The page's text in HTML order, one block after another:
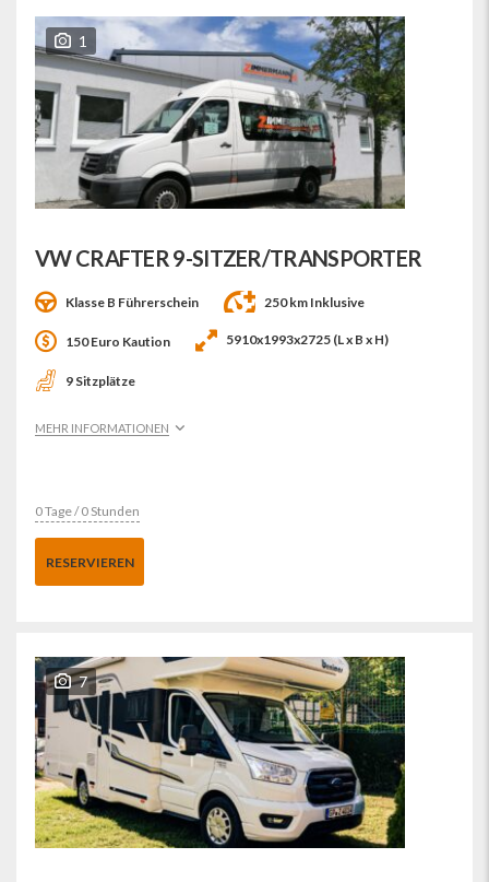
1
VW CRAFTER 9-SITZER/TRANSPORTER
Klasse B Führerschein 250 km Inklusive
150 Euro Kaution 5910x1993x2725 (L x B x H)
9 Sitzplätze
MEHR INFORMATIONEN
0 Tage / 0 Stunden
RESERVIEREN
7